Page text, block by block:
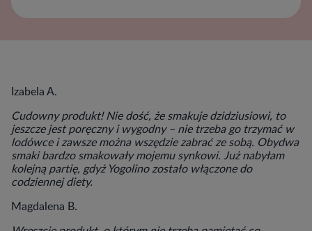
Izabela A.
Cudowny produkt! Nie dość, że smakuje dzidziusiowi, to
jeszcze jest poręczny i wygodny – nie trzeba go trzymać w
lodówce i zawsze można wszędzie zabrać ze sobą. Obydwa
smaki bardzo smakowały mojemu synkowi. Już nabyłam
kolejną partię, gdyż Yogolino zostało włączone do
codziennej diety.
Magdalena B.